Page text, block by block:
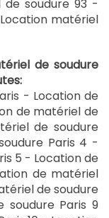
soudure 93 -
matériel
de soudure
- Location de
de matériel de
de soudure
Paris 4 -
5 - Location de
de matériel
de soudure
soudure Paris 9